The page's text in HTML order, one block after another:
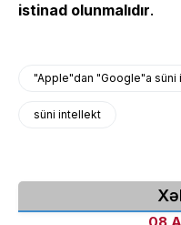
istinad olunmalıdır.
"Apple"dan "Google"a süni
süni intellekt